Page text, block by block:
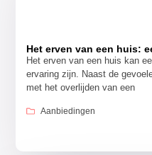
Het erven van een huis:
Het erven van een huis kan
ervaring zijn. Naast de
met het overlijden van een
Aanbiedingen